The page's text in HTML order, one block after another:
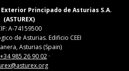
Principado de Asturias S.A.
(ASTUREX)
A-74159500
de Asturias. Edificio CEEI
Asturias (Spain)
+34 985 26 90 02·